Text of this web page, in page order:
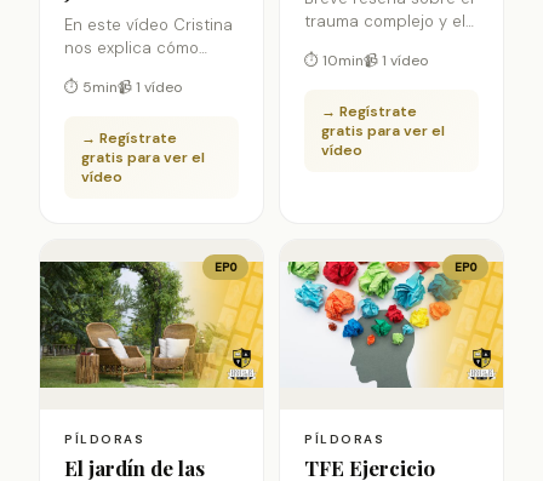
En este vídeo Cristina
nos explica cómo
de la Ventana de
modificaciones al
formato habitual.
⏱ 5min📹 1 vídeo
→ Regístrate
gratis para ver el
vídeo
trauma complejo y el
postraumático.
⏱ 10min📹 1 vídeo
→ Regístrate
gratis para ver el
vídeo
EPO
PÍLDORAS
El jardín de las
EPO
PÍLDORAS
TFE Ejercicio